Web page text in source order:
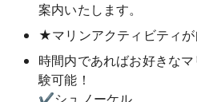
案内いたします。
★マリンアクティビティ
時間内であればお好きな
験可能！